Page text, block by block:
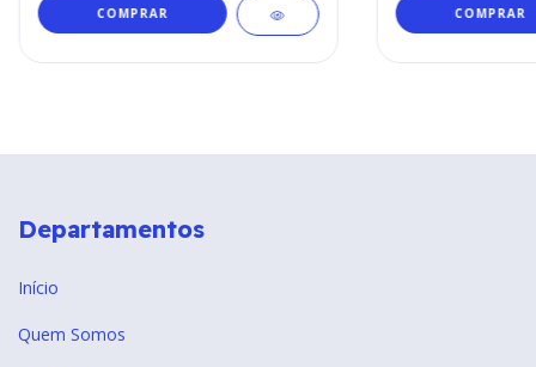
COMPRAR COMPRAR
Departamentos
Início
Quem Somos